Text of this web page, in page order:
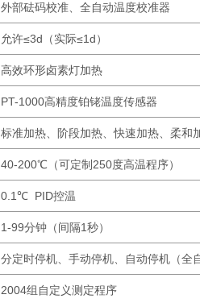
外部砝码校准、全自动温度校准器
允许≤3d（实际≤1d）
高效环形卤素灯加热
PT-1000高精度铂铑温度传感器
标准加热、阶段加热、快速加热、柔和
40-200℃（可定制250度高温程序）
0.1℃ PID控温
1-99分钟（间隔1秒）
分定时停机、手动停机、自动停机（全
2004组自定义测定程序